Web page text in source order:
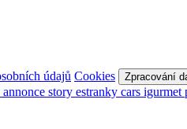
údajů Cookies Zpracování
annonce story estranky cars igurmet